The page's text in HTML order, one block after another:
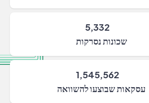
5,332
שכונות נסרקות
1,545,562
עסקאות שבוצעו להשוואה